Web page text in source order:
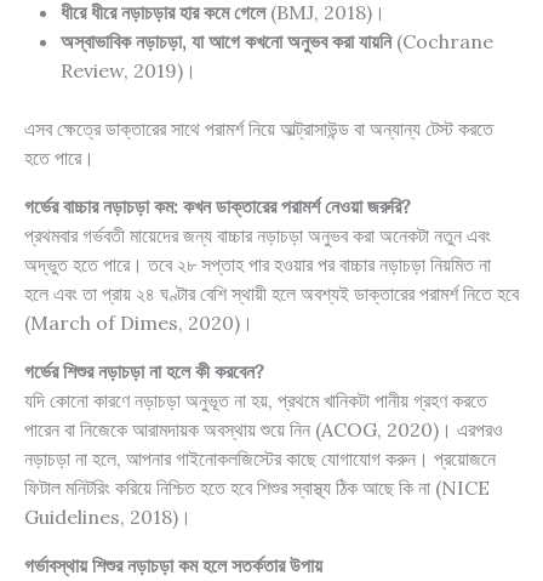
ধীরে ধীরে নড়াচড়ার হার কমে গেলে(BMJ, 2018)।
অস্বাভাবিক নড়াচড়া, যা আগে কখনো অনুভব করা যায়নি(Cochrane
Review, 2019)।
এসব ক্ষেত্রে ডাক্তারের সাথে পরামর্শ নিয়ে আল্ট্রাসাউন্ড বা অন্যান্য টেস্ট করতে
হতে পারে।
গর্ভের বাচ্চার নড়াচড়া কম: কখন ডাক্তারের পরামর্শ নেওয়া জরুরি?
প্রথমবার গর্ভবতী মায়েদের জন্য বাচ্চার নড়াচড়া অনুভব করা অনেকটা নতুন এবং
অদ্ভুত হতে পারে। তবে ২৮ সপ্তাহ পার হওয়ার পর বাচ্চার নড়াচড়া নিয়মিত না
হলে এবং তা প্রায় ২৪ ঘণ্টার বেশি স্থায়ী হলে অবশ্যই ডাক্তারের পরামর্শ নিতে হবে
(March of Dimes, 2020)।
গর্ভের শিশুর নড়াচড়া না হলে কী করবেন?
যদি কোনো কারণে নড়াচড়া অনুভূত না হয়, প্রথমে খানিকটা পানীয় গ্রহণ করতে
পারেন বা নিজেকে আরামদায়ক অবস্থায় শুয়ে নিন (ACOG, 2020)। এরপরও
নড়াচড়া না হলে, আপনার গাইনোকলজিস্টের কাছে যোগাযোগ করুন। প্রয়োজনে
ফিটাল মনিটরিং করিয়ে নিশ্চিত হতে হবে শিশুর স্বাস্থ্য ঠিক আছে কি না (NICE
Guidelines, 2018)।
গর্ভাবস্থায় শিশুর নড়াচড়া কম হলে সতর্কতার উপায়